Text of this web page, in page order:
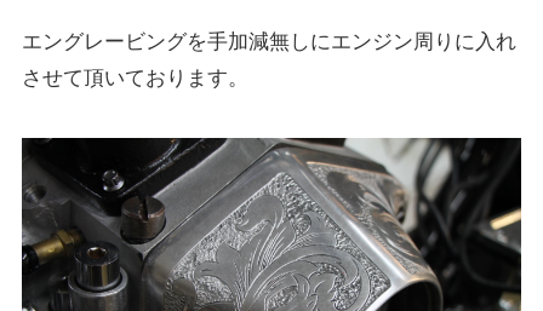
エングレービングを手加減無しにエンジン周りに入れ
させて頂いております。